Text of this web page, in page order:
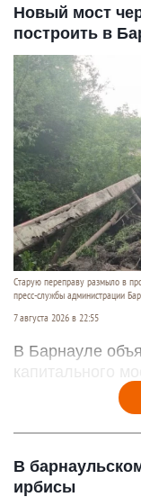
Новый мост
построить в
Старую переправу размыло в
пресс-службы администрации
7 августа 2026 в 22:55
В Барнауле
капитального
В
ирбисы